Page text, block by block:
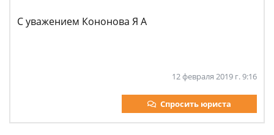
С уважением Кононова Я А
12 февраля 2019 г. 9:16
Спросить юриста